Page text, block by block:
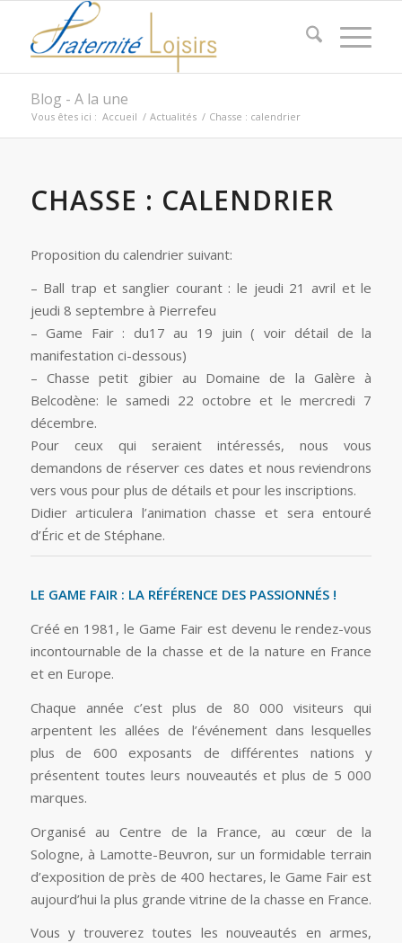
Blog - A la une
Vous êtes ici : Accueil / Actualités / Chasse : calendrier
CHASSE : CALENDRIER
Proposition du calendrier suivant:
– Ball trap et sanglier courant : le jeudi 21 avril et le
jeudi 8 septembre à Pierrefeu
– Game Fair : du17 au 19 juin ( voir détail de la
manifestation ci-dessous)
– Chasse petit gibier au Domaine de la Galère à
Belcodène: le samedi 22 octobre et le mercredi 7
décembre.
Pour ceux qui seraient intéressés, nous vous
demandons de réserver ces dates et nous reviendrons
vers vous pour plus de détails et pour les inscriptions.
Didier articulera l’animation chasse et sera entouré
d’Éric et de Stéphane.
LE GAME FAIR : LA RÉFÉRENCE DES PASSIONNÉS !
Créé en 1981, le Game Fair est devenu le rendez-vous
incontournable de la chasse et de la nature en France
et en Europe.
Chaque année c’est plus de 80 000 visiteurs qui
arpentent les allées de l’événement dans lesquelles
plus de 600 exposants de différentes nations y
présentent toutes leurs nouveautés et plus de 5 000
marques.
Organisé au Centre de la France, au cœur de la
Sologne, à Lamotte-Beuvron, sur un formidable terrain
d’exposition de près de 400 hectares, le Game Fair est
aujourd’hui la plus grande vitrine de la chasse en France.
Vous y trouverez toutes les nouveautés en armes,